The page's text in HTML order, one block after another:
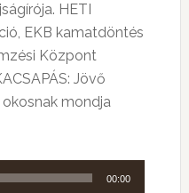
HETI
EKB kamatdöntés
Központ
Jövő
mondja
00:00